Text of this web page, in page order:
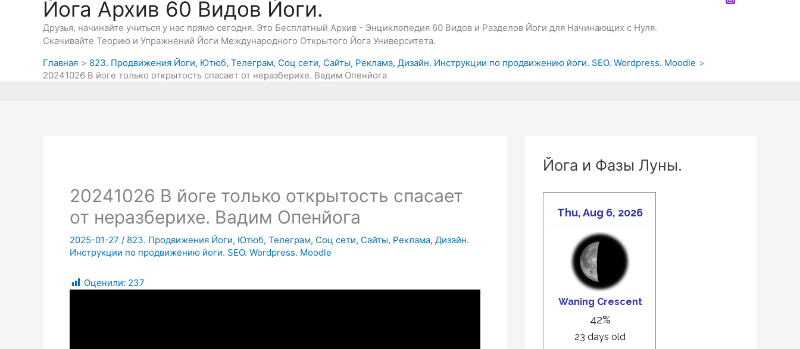
Йога Архив 60 Видов Йоги.
Друзья, начинайте учиться у нас прямо сегодня. Это Бесплатный Архив - Энциклопедия 60 Видов и Разделов Йоги для Начинающих с Нуля.
Скачивайте Теорию и Упражнений Йоги Международного Открытого Йога Университета.
Главная
823. Продвижения Йоги, Ютюб, Телеграм, Соц сети, Сайты, Реклама, Дизайн. Инструкции по продвижению йоги. SEO. Wordpress. Moodle
20241026 В йоге только открытость спасает от неразберихе. Вадим Опенйога
20241026 В йоге только открытость спасает
от неразберихе. Вадим Опенйога
2025-01-27 / 823. Продвижения Йоги, Ютюб, Телеграм, Соц сети, Сайты, Реклама, Дизайн.
Инструкции по продвижению йоги. SEO. Wordpress. Moodle
Оценили: 237
Йога и Фазы Луны.